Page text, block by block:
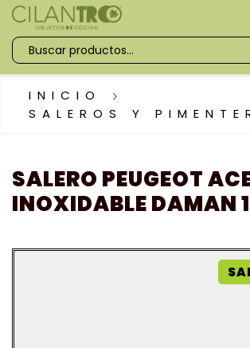
INICIO
SALEROS Y
SALERO PEUGEOT
INOXIDABLE DAMAN